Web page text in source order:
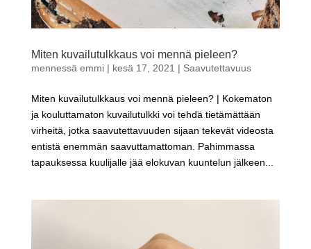
Miten kuvailutulkkaus voi mennä pieleen?
mennessä emmi| kesä 17, 2021 | Saavutettavuus
Miten kuvailutulkkaus voi mennä pieleen? | Kokematon
ja kouluttamaton kuvailutulkki voi tehdä tietämättään
virheitä, jotka saavutettavuuden sijaan tekevät videosta
entistä enemmän saavuttamattoman. Pahimmassa
tapauksessa kuulijalle jää elokuvan kuuntelun jälkeen...